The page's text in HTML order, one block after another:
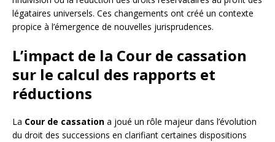
légataires universels. Ces changements ont créé un contexte
propice à l’émergence de nouvelles jurisprudences.
L’impact de la Cour de cassation
sur le calcul des rapports et
réductions
La Cour de cassation a joué un rôle majeur dans l’évolution
du droit des successions en clarifiant certaines dispositions